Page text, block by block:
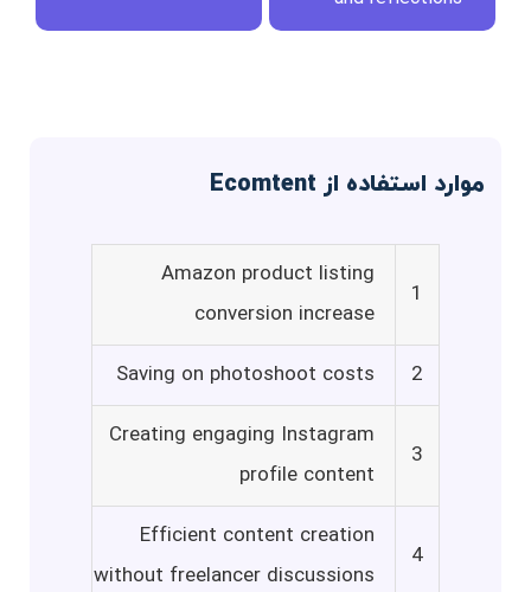
موارد استفاده از Ecomtent
1
Amazon product listing
conversion increase
2
Saving on photoshoot costs
3
Creating engaging Instagram
profile content
4
Efficient content creation
without freelancer discussions